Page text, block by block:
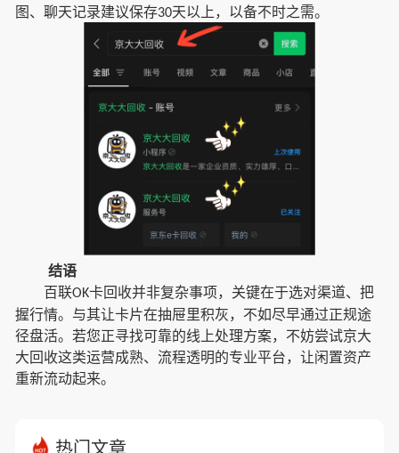
图、聊天记录建议保存30天以上，以备不时之需。
结语
百联OK卡回收并非复杂事项，关键在于选对渠道、把
握行情。与其让卡片在抽屉里积灰，不如尽早通过正规途
径盘活。若您正寻找可靠的线上处理方案，不妨尝试京大
大回收这类运营成熟、流程透明的专业平台，让闲置资产
重新流动起来。
热门文章